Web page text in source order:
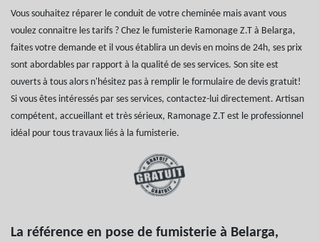
Vous souhaitez réparer le conduit de votre cheminée mais avant vous
voulez connaitre les tarifs ? Chez le fumisterie Ramonage Z.T à Belarga,
faites votre demande et il vous établira un devis en moins de 24h, ses prix
sont abordables par rapport à la qualité de ses services. Son site est
ouverts à tous alors n'hésitez pas à remplir le formulaire de devis gratuit!
Si vous êtes intéressés par ses services, contactez-lui directement. Artisan
compétent, accueillant et très sérieux, Ramonage Z.T est le professionnel
idéal pour tous travaux liés à la fumisterie.
La référence en pose de fumisterie à Belarga,